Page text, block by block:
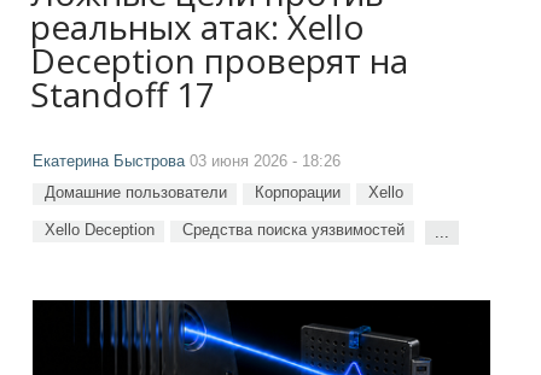
реальных атак: Xello
Deception проверят на
Standoff 17
Екатерина Быстрова03 июня 2026 - 18:26
Домашние пользователи Корпорации Xello
Xello Deception Средства поиска уязвимостей ...